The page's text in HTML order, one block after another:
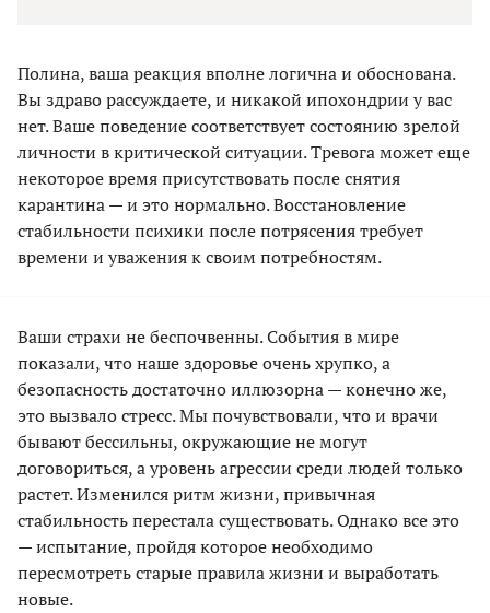
Полина, ваша реакция вполне логична и обоснована.
Вы здраво рассуждаете, и никакой ипохондрии у вас
нет. Ваше поведение соответствует состоянию зрелой
личности в критической ситуации. Тревога может еще
некоторое время присутствовать после снятия
карантина — и это нормально. Восстановление
стабильности психики после потрясения требует
времени и уважения к своим потребностям.
Ваши страхи не беспочвенны. События в мире
показали, что наше здоровье очень хрупко, а
безопасность достаточно иллюзорна — конечно же,
это вызвало стресс. Мы почувствовали, что и врачи
бывают бессильны, окружающие не могут
договориться, а уровень агрессии среди людей только
растет. Изменился ритм жизни, привычная
стабильность перестала существовать. Однако все это
— испытание, пройдя которое необходимо
пересмотреть старые правила жизни и выработать
новые.